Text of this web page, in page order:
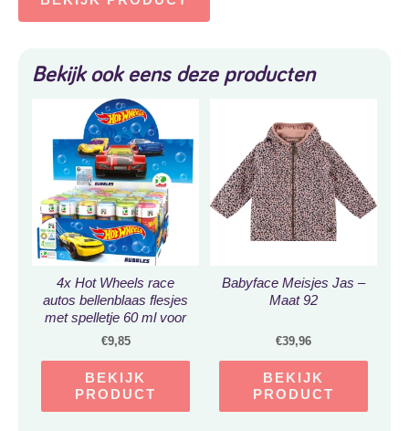
Bekijk ook eens deze producten
4x Hot Wheels race
autos bellenblaas flesjes
met spelletje 60 ml voor
kinderen –
Grabbelton speelgoed
€9,85
BEKIJK
PRODUCT
Babyface Meisjes Jas –
Maat 92
€39,96
BEKIJK
PRODUCT